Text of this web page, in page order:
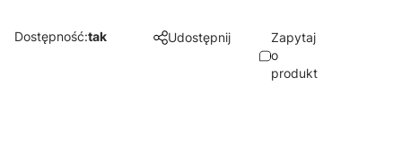
Dostępność:tak Udostępnij
Zapytaj
o
produkt